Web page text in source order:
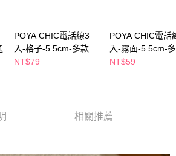
確認金額後，即可完成結帳。
收到繳費通知簡訊。
天內，點擊此簡訊中的連結，可透過四大超商／
式進行付款，方視為交易完成。
先享後付 」之結帳頁面顯示為準，若有關於
含以上)免運費
POYA CHIC電話線3
入-格子-5.5cm-多款任
選
NT$79
POYA CHIC電話
入-霧面-5.5cm-
選
NT$59
相關推薦